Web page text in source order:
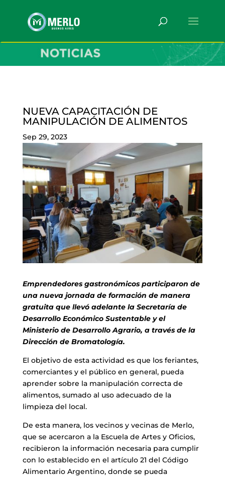
NUEVA CAPACITACIÓN DE
MANIPULACIÓN DE ALIMENTOS
Sep 29, 2023
Emprendedores gastronómicos participaron de
una nueva jornada de formación de manera
gratuita que llevó adelante la Secretaría de
Desarrollo Económico Sustentable y el
Ministerio de Desarrollo Agrario, a través de la
Dirección de Bromatología.
El objetivo de esta actividad es que los feriantes,
comerciantes y el público en general, pueda
aprender sobre la manipulación correcta de
alimentos, sumado al uso adecuado de la
limpieza del local.
De esta manera, los vecinos y vecinas de Merlo,
que se acercaron a la Escuela de Artes y Oficios,
recibieron la información necesaria para cumplir
con lo establecido en el artículo 21 del Código
Alimentario Argentino, donde se pueda